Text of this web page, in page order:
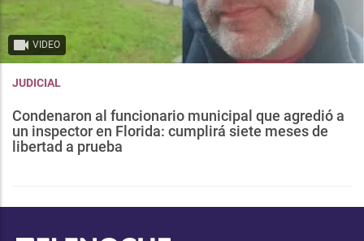
VIDEO
JUDICIAL
Condenaron al funcionario municipal que agredió a
un inspector en Florida: cumplirá siete meses de
libertad a prueba